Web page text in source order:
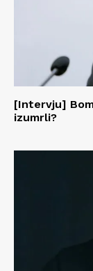
[Intervju]
izumrli?